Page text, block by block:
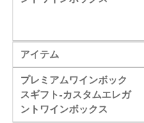
アイテム
プレミアムワインボック
スギフト-カスタムエレガ
ントワインボックス